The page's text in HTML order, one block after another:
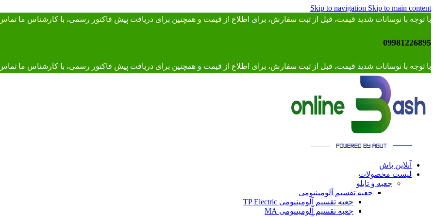
Skip to navigation Skip to main content
با توجه با نوسانات شدید قیمت، قبل از ثبت سفارش، برای اطلاع از قیمت و همچنین برای دریافت پیش فاکتور رسمی، با کارشناس ما تماس
09981226895
با توجه با نوسانات شدید قیمت، قبل از ثبت سفارش، برای اطلاع از قیمت و همچنین برای دریافت پیش فاکتور رسمی، با کارشناس ما تماس بگیرید.
آنلاین باش
لیست محصولات
جعبه و تابلو
جعبه تقسیم آلومینیومی
جعبه تقسیم آلومینیومی TP Electric
جعبه تقسیم آلومینیومی MA